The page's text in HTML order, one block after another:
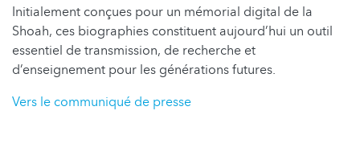
Initialement conçues pour un mémorial digital de la
Shoah, ces biographies constituent aujourd’hui un outil
essentiel de transmission, de recherche et
d’enseignement pour les générations futures.
Vers le communiqué de presse